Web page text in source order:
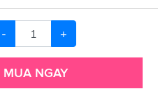
- +
MUA NGAY